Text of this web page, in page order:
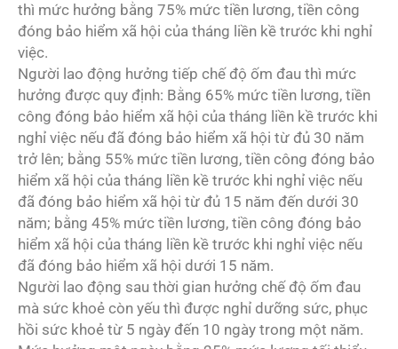
thì mức hưởng bằng 75% mức tiền lương, tiền công
đóng bảo hiểm xã hội của tháng liền kề trước khi nghỉ
việc.
Người lao động hưởng tiếp chế độ ốm đau thì mức
hưởng được quy định: Bằng 65% mức tiền lương, tiền
công đóng bảo hiểm xã hội của tháng liền kề trước khi
nghỉ việc nếu đã đóng bảo hiểm xã hội từ đủ 30 năm
trở lên; bằng 55% mức tiền lương, tiền công đóng bảo
hiểm xã hội của tháng liền kề trước khi nghỉ việc nếu
đã đóng bảo hiểm xã hội từ đủ 15 năm đến dưới 30
năm; bằng 45% mức tiền lương, tiền công đóng bảo
hiểm xã hội của tháng liền kề trước khi nghỉ việc nếu
đã đóng bảo hiểm xã hội dưới 15 năm.
Người lao động sau thời gian hưởng chế độ ốm đau
mà sức khoẻ còn yếu thì được nghỉ dưỡng sức, phục
hồi sức khoẻ từ 5 ngày đến 10 ngày trong một năm.